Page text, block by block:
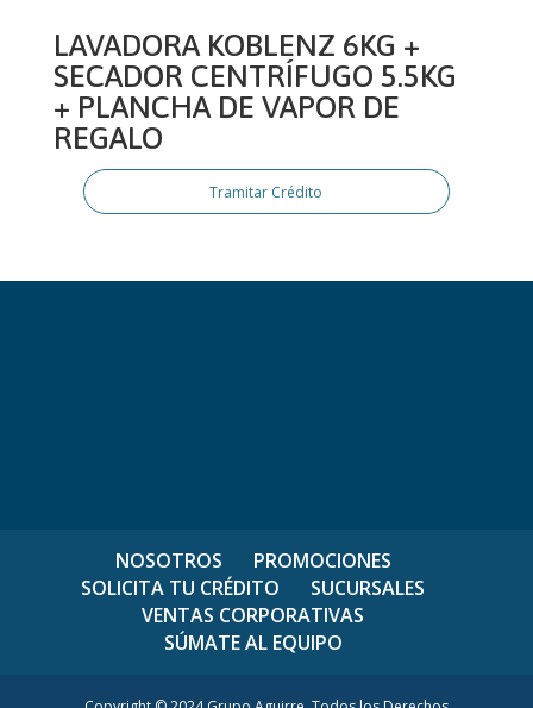
LAVADORA KOBLENZ 6KG +
SECADOR CENTRÍFUGO 5.5KG
+ PLANCHA DE VAPOR DE
REGALO
Tramitar Crédito
NOSOTROS
PROMOCIONES
SOLICITA TU CRÉDITO
SUCURSALES
VENTAS CORPORATIVAS
SÚMATE AL EQUIPO